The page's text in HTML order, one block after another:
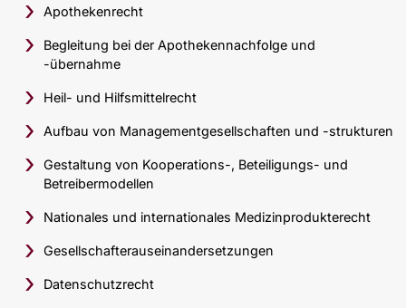
Apothekenrecht
Begleitung bei der Apothekennachfolge und
-übernahme
Heil- und Hilfsmittelrecht
Aufbau von Managementgesellschaften und -strukturen
Gestaltung von Kooperations-, Beteiligungs- und
Betreibermodellen
Nationales und internationales Medizinprodukterecht
Gesellschafterauseinandersetzungen
Datenschutzrecht